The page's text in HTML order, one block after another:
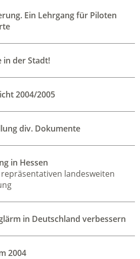
Ein Lehrgang für Piloten
in der Stadt!
2004/2005
div. Dokumente
in Hessen
landes­weiten
in Deutschland verbessern
2004